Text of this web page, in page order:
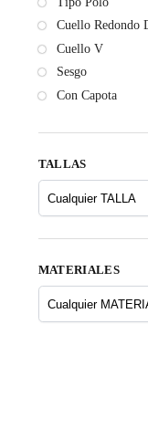
Cuello Redondo
Cuello V
Sesgo
Con Capota
TALLAS
MATERIALES